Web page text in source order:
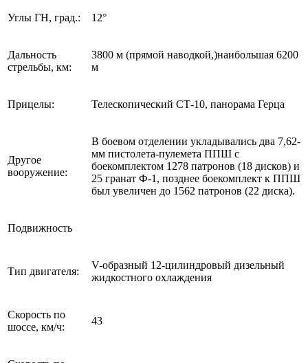
Углы ГН, град.: 12°
Дальность
стрельбы, км:
3800 м (прямой наводкой,)наибольшая 6200
м
Прицелы: Телескопический СТ-10, панорама Герца
Другое
вооружение:
В боевом отделении укладывались два 7,62-
мм пистолета-пулемета ППШ с
боекомплектом 1278 патронов (18 дисков) и
25 гранат Ф-1, позднее боекомплект к ППШ
был увеличен до 1562 патронов (22 диска).
Подвижность
Тип двигателя:
V-образный 12-цилиндровый дизельный
жидкостного охлаждения
Скорость по
шоссе, км/ч:
43